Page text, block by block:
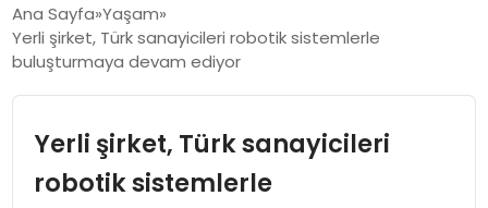
GÜNDEM
İDEAL YAŞAM
Ana Sayfa Yaşam
Yerli şirket, Türk sanayicileri robotik sistemlerle
buluşturmaya devam ediyor
Yerli şirket, Türk sanayicileri
robotik sistemlerle